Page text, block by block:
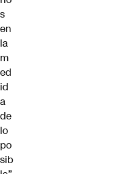
s
en
la
m
ed
id
a
de
lo
po
sib